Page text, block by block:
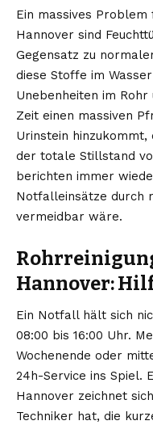
Ein massives Problem
Hannover sind
Gegensatz zu
diese Stoffe im
Unebenheiten im
Zeit einen massiven
Urinstein
der totale Stillstand
berichten immer
Notfalleinsätze durch
vermeidbar wäre.
Hannover:
Ein Notfall hält sich
08:00 bis 16:00 Uhr.
Wochenende oder
24h-Service ins Spiel.
Hannover zeichnet
Techniker hat, die